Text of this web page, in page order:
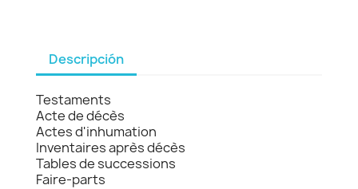
Descripción
Testaments
Acte de décès
Actes d'inhumation
Inventaires après décès
Tables de successions
Faire-parts